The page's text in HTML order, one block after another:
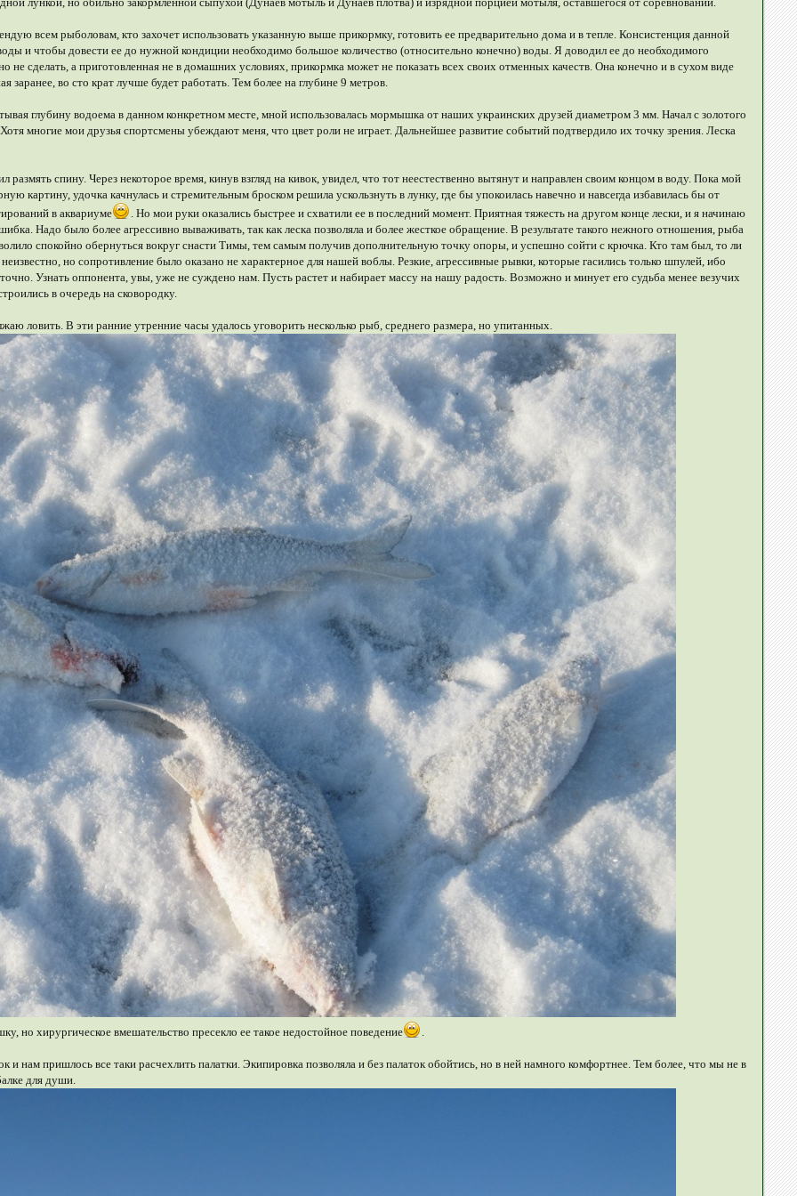
всем рыболовам, кто захочет использовать указанную выше прикормку, готовить ее предварительно дома и в тепле. Консистенция данной
и чтобы довести ее до нужной кондиции необходимо большое количество (относительно конечно) воды. Я доводил ее до необходимого
не сделать, а приготовленная не в домашних условиях, прикормка может не показать всех своих отменных качеств. Она конечно и в сухом виде
заранее, во сто крат лучше будет работать. Тем более на глубине 9 метров.
глубину водоема в данном конкретном месте, мной использовалась мормышка от наших украинских друзей диаметром 3 мм. Начал с золотого
многие мои друзья спортсмены убеждают меня, что цвет роли не играет. Дальнейшее развитие событий подтвердило их точку зрения. Леска
размять спину. Через некоторое время, кинув взгляд на кивок, увидел, что тот неестественно вытянут и направлен своим концом в воду. Пока мой
картину, удочка качнулась и стремительным броском решила ускользнуть в лунку, где бы упокоилась навечно и навсегда избавилась бы от
в аквариуме
. Но мои руки оказались быстрее и схватили ее в последний момент. Приятная тяжесть на другом конце лески, и я начинаю
Надо было более агрессивно вываживать, так как леска позволяла и более жесткое обращение. В результате такого нежного отношения, рыба
спокойно обернуться вокруг снасти Тимы, тем самым получив дополнительную точку опоры, и успешно сойти с крючка. Кто там был, то ли
но сопротивление было оказано не характерное для нашей воблы. Резкие, агрессивные рывки, которые гасились только шпулей, ибо
Узнать оппонента, увы, уже не суждено нам. Пусть растет и набирает массу на нашу радость. Возможно и минует его судьба менее везучих
в очередь на сковородку.
ловить. В эти ранние утренние часы удалось уговорить несколько рыб, среднего размера, но упитанных.
но хирургическое вмешательство пресекло ее такое недостойное поведение .
нам пришлось все таки расчехлить палатки. Экипировка позволяла и без палаток обойтись, но в ней намного комфортнее. Тем более, что мы не в
для души.